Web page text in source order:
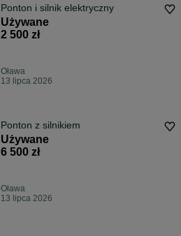
Ponton i silnik elektryczny
Używane
2 500 zł
Oława
13 lipca 2026
Ponton z silnikiem
Używane
6 500 zł
Oława
13 lipca 2026